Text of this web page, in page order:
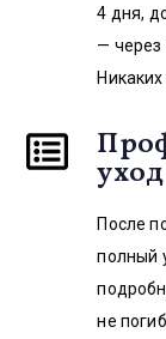
4 дня,
— через
После
полный
не